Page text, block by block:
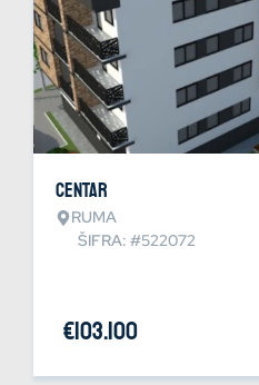
Centar
RUMA
ŠIFRA: #522072
€103.100